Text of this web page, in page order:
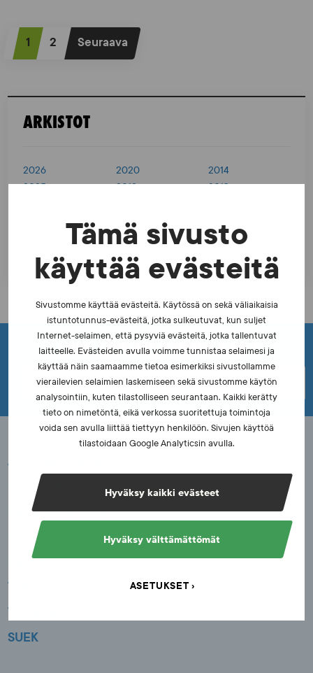
Tämä sivusto
käyttää evästeitä
Sivustomme käyttää evästeitä. Käytössä on sekä väliaikaisia
istuntotunnus-evästeitä, jotka sulkeutuvat, kun suljet
Internet-selaimen, että pysyviä evästeitä, jotka tallentuvat
laitteelle. Evästeiden avulla voimme tunnistaa selaimesi ja
käyttää näin saamaamme tietoa esimerkiksi sivustollamme
vierailevien selaimien laskemiseen sekä sivustomme käytön
analysointiin, kuten tilastolliseen seurantaan. Kaikki kerätty
tieto on nimetöntä, eikä verkossa suoritettuja toimintoja
voida sen avulla liittää tiettyyn henkilöön. Sivujen käyttöä
tilastoidaan Google Analyticsin avulla.
Hyväksy kaikki evästeet
Hyväksy välttämättömät
ASETUKSET
A
r
e
i
u
1 2 Seuraava
ARKISTOT
2026
2025
2020
2019
2017
2016
2015
2014
2013
2010
ETKÖ LÖYTÄNYT ETSIMÄÄSI?
Antidopingtoiminta
Kilpailumanipulaatio
Katsomoturvallisuus
Urheilun eettisyys
Koulutus
Tutkimus
Tutkinta
SUEK